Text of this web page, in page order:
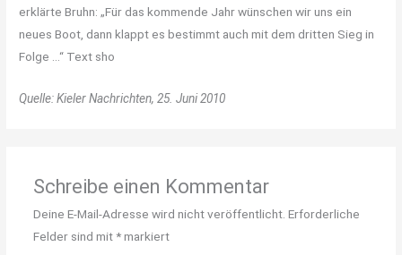
erklärte Bruhn: „Für das kommende Jahr wünschen wir uns ein
neues Boot, dann klappt es bestimmt auch mit dem dritten Sieg in
Folge …“ Text sho
Quelle: Kieler Nachrichten, 25. Juni 2010
Schreibe einen Kommentar
Deine E-Mail-Adresse wird nicht veröffentlicht. Erforderliche
Felder sind mit*markiert